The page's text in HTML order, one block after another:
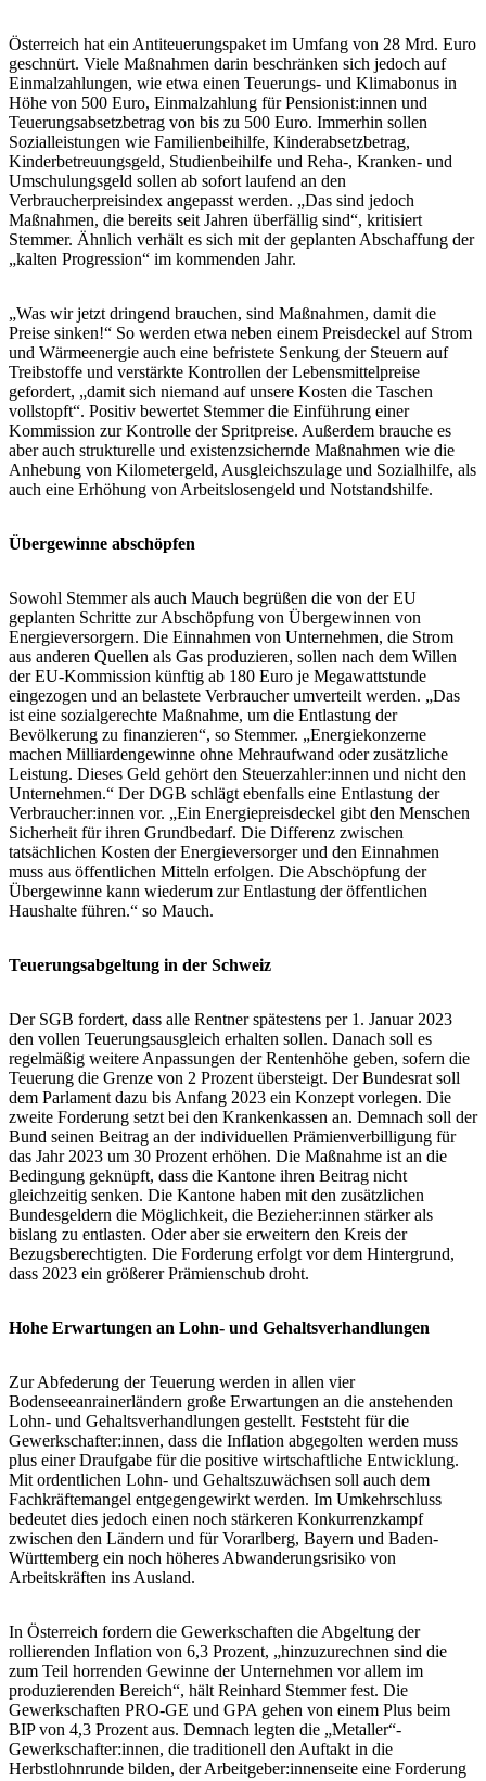
Österreich hat ein Antiteuerungspaket im Umfang von 28 Mrd. Euro
geschnürt. Viele Maßnahmen darin beschränken sich jedoch auf
Einmalzahlungen, wie etwa einen Teuerungs- und Klimabonus in
Höhe von 500 Euro, Einmalzahlung für Pensionist:innen und
Teuerungsabsetzbetrag von bis zu 500 Euro. Immerhin sollen
Sozialleistungen wie Familienbeihilfe, Kinderabsetzbetrag,
Kinderbetreuungsgeld, Studienbeihilfe und Reha-, Kranken- und
Umschulungsgeld sollen ab sofort laufend an den
Verbraucherpreisindex angepasst werden. „Das sind jedoch
Maßnahmen, die bereits seit Jahren überfällig sind“, kritisiert
Stemmer. Ähnlich verhält es sich mit der geplanten Abschaffung der
„kalten Progression“ im kommenden Jahr.
„Was wir jetzt dringend brauchen, sind Maßnahmen, damit die
Preise sinken!“ So werden etwa neben einem Preisdeckel auf Strom
und Wärmeenergie auch eine befristete Senkung der Steuern auf
Treibstoffe und verstärkte Kontrollen der Lebensmittelpreise
gefordert, „damit sich niemand auf unsere Kosten die Taschen
vollstopft“. Positiv bewertet Stemmer die Einführung einer
Kommission zur Kontrolle der Spritpreise. Außerdem brauche es
aber auch strukturelle und existenzsichernde Maßnahmen wie die
Anhebung von Kilometergeld, Ausgleichszulage und Sozialhilfe, als
auch eine Erhöhung von Arbeitslosengeld und Notstandshilfe.
Übergewinne abschöpfen
Sowohl Stemmer als auch Mauch begrüßen die von der EU
geplanten Schritte zur Abschöpfung von Übergewinnen von
Energieversorgern. Die Einnahmen von Unternehmen, die Strom
aus anderen Quellen als Gas produzieren, sollen nach dem Willen
der EU-Kommission künftig ab 180 Euro je Megawattstunde
eingezogen und an belastete Verbraucher umverteilt werden. „Das
ist eine sozialgerechte Maßnahme, um die Entlastung der
Bevölkerung zu finanzieren“, so Stemmer. „Energiekonzerne
machen Milliardengewinne ohne Mehraufwand oder zusätzliche
Leistung. Dieses Geld gehört den Steuerzahler:innen und nicht den
Unternehmen.“ Der DGB schlägt ebenfalls eine Entlastung der
Verbraucher:innen vor. „Ein Energiepreisdeckel gibt den Menschen
Sicherheit für ihren Grundbedarf. Die Differenz zwischen
tatsächlichen Kosten der Energieversorger und den Einnahmen
muss aus öffentlichen Mitteln erfolgen. Die Abschöpfung der
Übergewinne kann wiederum zur Entlastung der öffentlichen
Haushalte führen.“ so Mauch.
Teuerungsabgeltung in der Schweiz
Der SGB fordert, dass alle Rentner spätestens per 1. Januar 2023
den vollen Teuerungsausgleich erhalten sollen. Danach soll es
regelmäßig weitere Anpassungen der Rentenhöhe geben, sofern die
Teuerung die Grenze von 2 Prozent übersteigt. Der Bundesrat soll
dem Parlament dazu bis Anfang 2023 ein Konzept vorlegen. Die
zweite Forderung setzt bei den Krankenkassen an. Demnach soll der
Bund seinen Beitrag an der individuellen Prämienverbilligung für
das Jahr 2023 um 30 Prozent erhöhen. Die Maßnahme ist an die
Bedingung geknüpft, dass die Kantone ihren Beitrag nicht
gleichzeitig senken. Die Kantone haben mit den zusätzlichen
Bundesgeldern die Möglichkeit, die Bezieher:innen stärker als
bislang zu entlasten. Oder aber sie erweitern den Kreis der
Bezugsberechtigten. Die Forderung erfolgt vor dem Hintergrund,
dass 2023 ein größerer Prämienschub droht.
Hohe Erwartungen an Lohn- und Gehaltsverhandlungen
Zur Abfederung der Teuerung werden in allen vier
Bodenseeanrainerländern große Erwartungen an die anstehenden
Lohn- und Gehaltsverhandlungen gestellt. Feststeht für die
Gewerkschafter:innen, dass die Inflation abgegolten werden muss
plus einer Draufgabe für die positive wirtschaftliche Entwicklung.
Mit ordentlichen Lohn- und Gehaltszuwächsen soll auch dem
Fachkräftemangel entgegengewirkt werden. Im Umkehrschluss
bedeutet dies jedoch einen noch stärkeren Konkurrenzkampf
zwischen den Ländern und für Vorarlberg, Bayern und Baden-
Württemberg ein noch höheres Abwanderungsrisiko von
Arbeitskräften ins Ausland.
In Österreich fordern die Gewerkschaften die Abgeltung der
rollierenden Inflation von 6,3 Prozent, „hinzuzurechnen sind die
zum Teil horrenden Gewinne der Unternehmen vor allem im
produzierenden Bereich“, hält Reinhard Stemmer fest. Die
Gewerkschaften PRO-GE und GPA gehen von einem Plus beim
BIP von 4,3 Prozent aus. Demnach legten die „Metaller“-
Gewerkschafter:innen, die traditionell den Auftakt in die
Herbstlohnrunde bilden, der Arbeitgeber:innenseite eine Forderung